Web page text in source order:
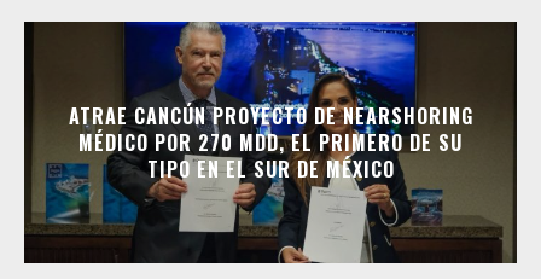
ATRAE CANCÚN PROYECTO DE NEARSHORING
MÉDICO POR 270 MDD, EL PRIMERO DE SU
TIPO EN EL SUR DE MÉXICO